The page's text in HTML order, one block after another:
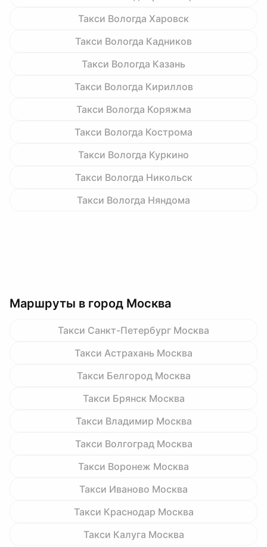
Такси Вологда Харовск
Такси Вологда Кадников
Такси Вологда Казань
Такси Вологда Кириллов
Такси Вологда Коряжма
Такси Вологда Кострома
Такси Вологда Куркино
Такси Вологда Никольск
Такси Вологда Няндома
Маршруты в город Москва
Такси Санкт-Петербург Москва
Такси Астрахань Москва
Такси Белгород Москва
Такси Брянск Москва
Такси Владимир Москва
Такси Волгоград Москва
Такси Воронеж Москва
Такси Иваново Москва
Такси Краснодар Москва
Такси Калуга Москва